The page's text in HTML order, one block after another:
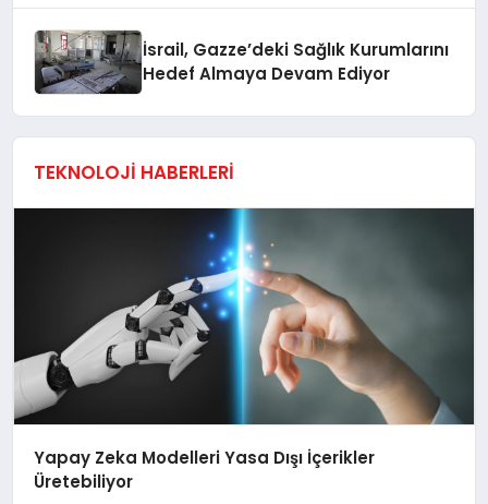
İsrail, Gazze’deki Sağlık Kurumlarını
Hedef Almaya Devam Ediyor
TEKNOLOJİ HABERLERİ
Yapay Zeka Modelleri Yasa Dışı İçerikler
Üretebiliyor